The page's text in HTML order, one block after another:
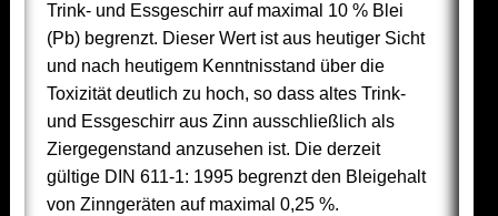
Trink- und Essgeschirr auf maximal 10 % Blei
(Pb) begrenzt. Dieser Wert ist aus heutiger Sicht
und nach heutigem Kenntnisstand über die
Toxizität deutlich zu hoch, so dass altes Trink-
und Essgeschirr aus Zinn ausschließlich als
Ziergegenstand anzusehen ist. Die derzeit
gültige DIN 611-1: 1995 begrenzt den Bleigehalt
von Zinngeräten auf maximal 0,25 %.